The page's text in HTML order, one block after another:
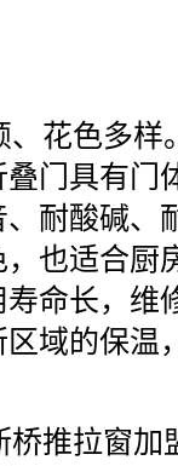
花色多样
门具有门
耐酸碱、
也适合厨
命长，维
域的保温
桥推拉窗加